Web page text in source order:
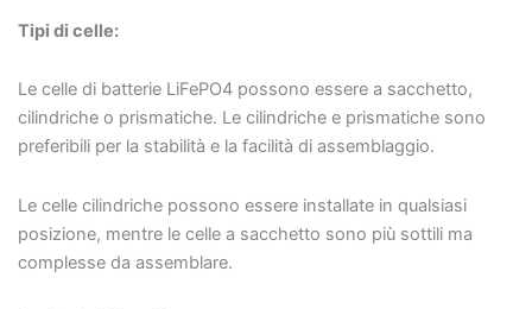
Tipi di celle:
Le celle di batterie LiFePO4 possono essere a sacchetto,
cilindriche o prismatiche. Le cilindriche e prismatiche sono
preferibili per la stabilità e la facilità di assemblaggio.
Le celle cilindriche possono essere installate in qualsiasi
posizione, mentre le celle a sacchetto sono più sottili ma
complesse da assemblare.